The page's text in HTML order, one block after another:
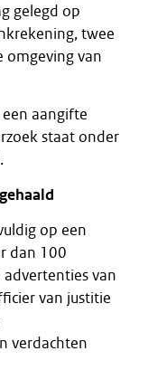
gelegd op
twee
omgeving van
aangifte
staat onder
op een
dan 100
van
van justitie
verdachten